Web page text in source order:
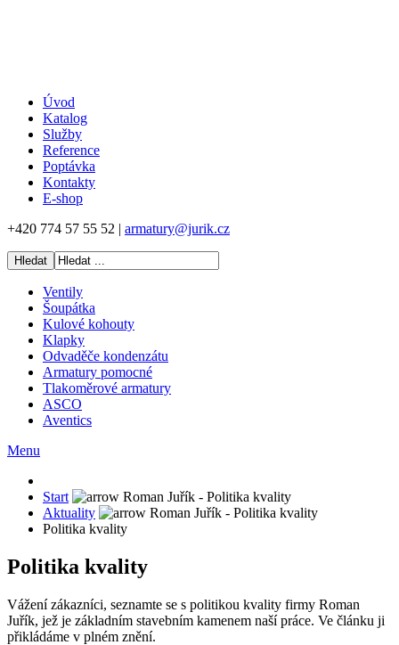
Úvod
Katalog
Služby
Reference
Poptávka
Kontakty
E-shop
+420 774 57 55 52 | armatury@jurik.cz
Ventily
Šoupátka
Kulové kohouty
Klapky
Odvaděče kondenzátu
Armatury pomocné
Tlakoměrové armatury
ASCO
Aventics
Menu
Start
Aktuality
Politika kvality
Politika kvality
Vážení zákazníci, seznamte se s politikou kvality firmy Roman
Juřík, jež je základním stavebním kamenem naší práce. Ve článku ji
přikládáme v plném znění.